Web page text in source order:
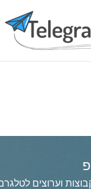
וערוצים